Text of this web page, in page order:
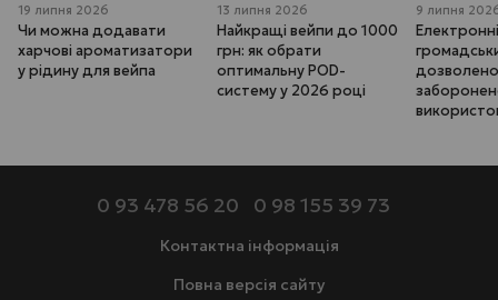
19 липня 2026
Чи можна додавати
харчові ароматизатори
у рідину для вейпа
13 липня 2026
Найкращі вейпи до 1000
грн: як обрати
оптимальну POD-
систему у 2026 році
9 липня
0 93 478 56 20 0 98 155 39 73
Контактна інформація
Повна версія сайту